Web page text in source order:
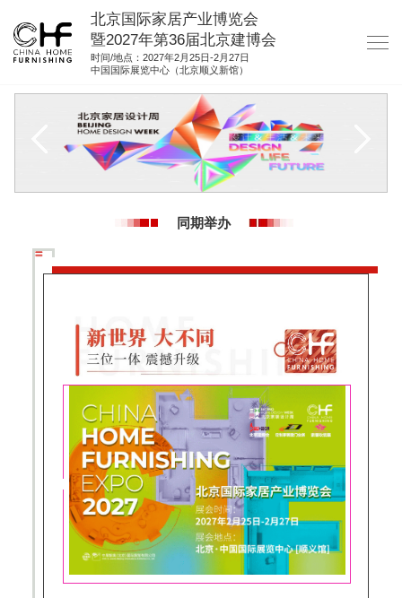
北京国际家居产业博览会
暨2027年第36届北京建博会
时间/地点：2027年2月25日-2月27日
中国国际展览中心（北京顺义新馆）
资料下载
同期举办